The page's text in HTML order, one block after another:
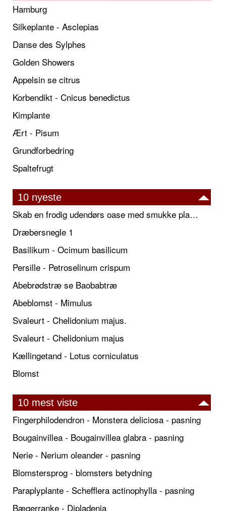
Hamburg
Silkeplante - Asclepias
Danse des Sylphes
Golden Showers
Appelsin se citrus
Korbendikt - Cnicus benedictus
Kimplante
Ært - Pisum
Grundforbedring
Spaltefrugt
10 nyeste
Skab en frodig udendørs oase med smukke plantekrukker og elegante espalier
Dræbersnegle 1
Basilikum - Ocimum basilicum
Persille - Petroselinum crispum
Abebrødstræ se Baobabtræ
Abeblomst - Mimulus
Svaleurt - Chelidonium majus.
Svaleurt - Chelidonium majus
Kællingetand - Lotus corniculatus
Blomst
10 mest viste
Fingerphilodendron - Monstera deliciosa - pasning
Bougainvillea - Bougainvillea glabra - pasning
Nerie - Nerium oleander - pasning
Blomstersprog - blomsters betydning
Paraplyplante - Schefflera actinophylla - pasning
Bægerranke - Dipladenia